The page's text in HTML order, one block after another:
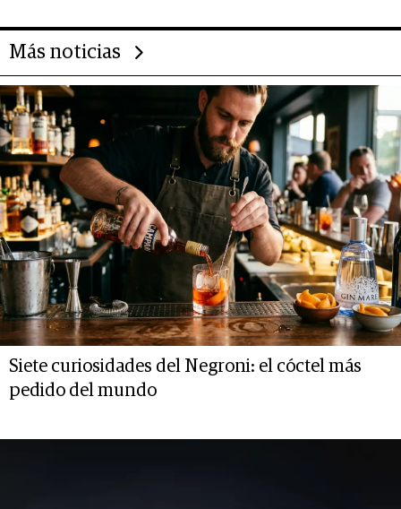
Más noticias
Siete curiosidades del Negroni: el cóctel más
pedido del mundo